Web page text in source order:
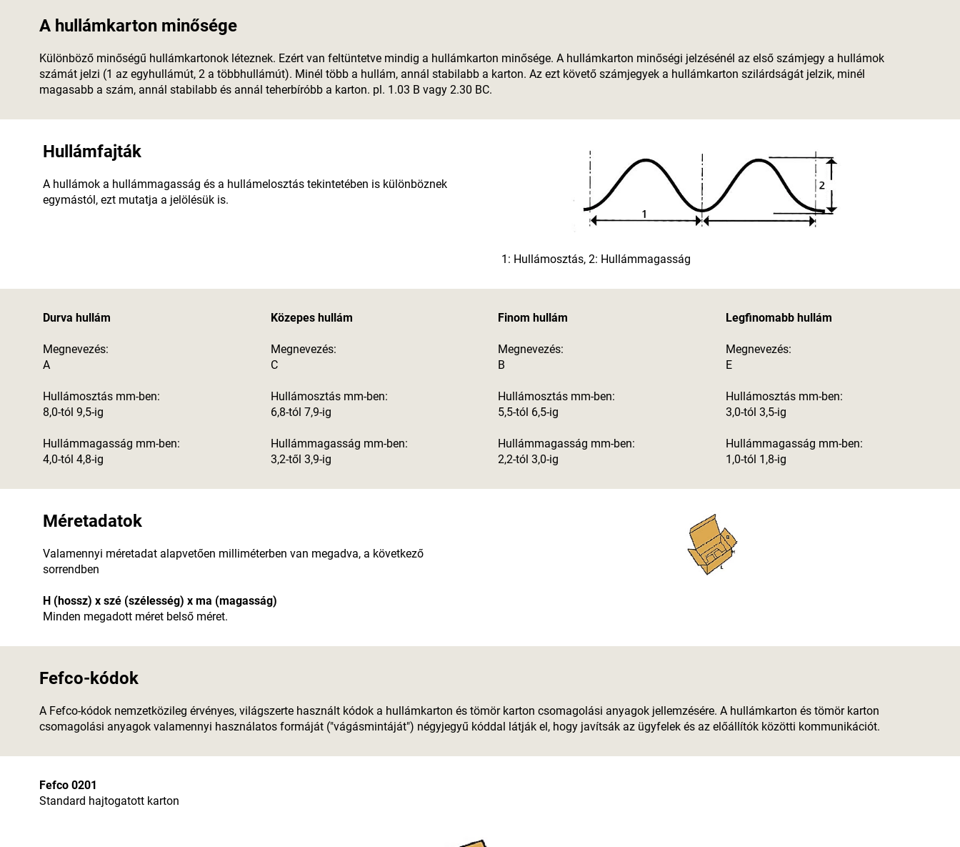
A hullámkarton minősége
Különböző minőségű hullámkartonok léteznek. Ezért van feltüntetve mindig a hullámkarton minősége. A hullámkarton minőségi jelzésénél az első számjegy a hullámok
számát jelzi (1 az egyhullámút, 2 a többhullámút). Minél több a hullám, annál stabilabb a karton. Az ezt követő számjegyek a hullámkarton szilárdságát jelzik, minél
magasabb a szám, annál stabilabb és annál teherbíróbb a karton. pl. 1.03 B vagy 2.30 BC.
Hullámfajták
A hullámok a hullámmagasság és a hullámelosztás tekintetében is különböznek
egymástól, ezt mutatja a jelölésük is.
1: Hullámosztás, 2: Hullámmagasság
Durva hullám
Megnevezés:
A
Hullámosztás mm-ben:
8,0-tól 9,5-ig
Hullámmagasság mm-ben:
4,0-tól 4,8-ig
Közepes hullám
Megnevezés:
C
Hullámosztás mm-ben:
6,8-tól 7,9-ig
Hullámmagasság mm-ben:
3,2-től 3,9-ig
Finom hullám
Megnevezés:
B
Hullámosztás mm-ben:
5,5-tól 6,5-ig
Hullámmagasság mm-ben:
2,2-tól 3,0-ig
Legfinomabb hullám
Megnevezés:
E
Hullámosztás mm-ben:
3,0-tól 3,5-ig
Hullámmagasság mm-ben:
1,0-tól 1,8-ig
Méretadatok
Valamennyi méretadat alapvetően milliméterben van megadva, a következő
sorrendben
H (hossz) x szé (szélesség) x ma (magasság)
Minden megadott méret belső méret.
Fefco-kódok
A Fefco-kódok nemzetközileg érvényes, világszerte használt kódok a hullámkarton és tömör karton csomagolási anyagok jellemzésére. A hullámkarton és tömör karton
csomagolási anyagok valamennyi használatos formáját ("vágásmintáját") négyjegyű kóddal látják el, hogy javítsák az ügyfelek és az előállítók közötti kommunikációt.
Fefco 0201
Standard hajtogatott karton